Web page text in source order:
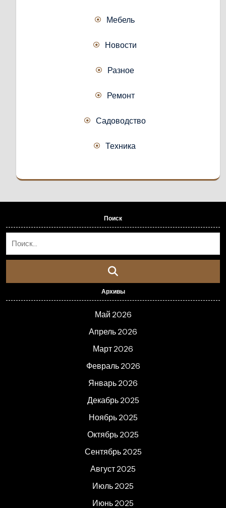
Мебель
Новости
Разное
Ремонт
Садоводство
Техника
Поиск
Архивы
Май 2026
Апрель 2026
Март 2026
Февраль 2026
Январь 2026
Декабрь 2025
Ноябрь 2025
Октябрь 2025
Сентябрь 2025
Август 2025
Июль 2025
Июнь 2025